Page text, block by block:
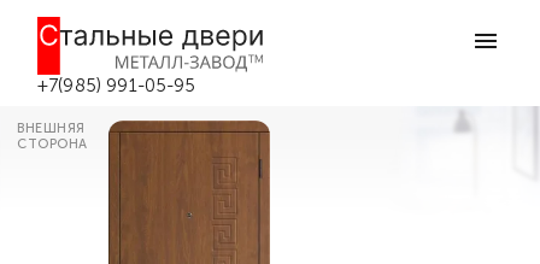
+7(985) 991-05-95
Железная дверь входная с зеркало
№54 в Боровске
ВНЕШНЯЯ
СТОРОНА